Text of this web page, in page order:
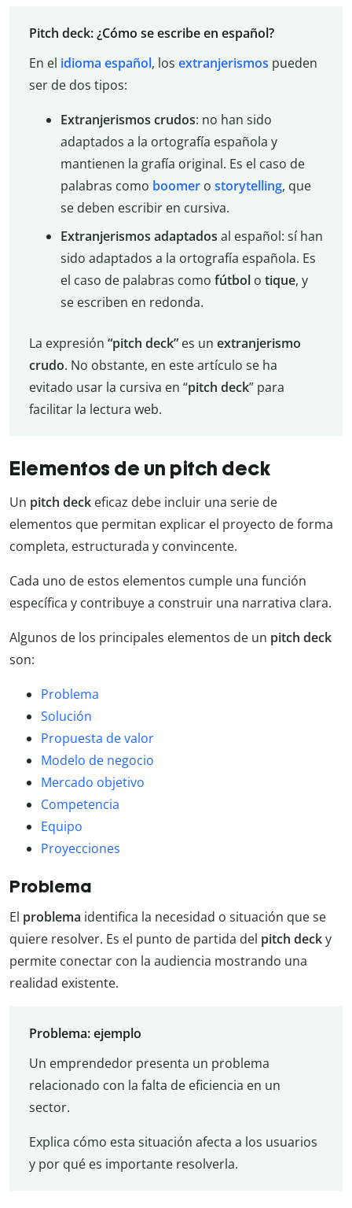
Pitch deck: ¿Cómo se escribe en español?
En el idioma español, los extranjerismos pueden
ser de dos tipos:
Extranjerismos crudos: no han sido
adaptados a la ortografía española y
mantienen la grafía original. Es el caso de
palabras como boomer o storytelling, que
se deben escribir en cursiva.
Extranjerismos adaptados al español: sí han
sido adaptados a la ortografía española. Es
el caso de palabras como fútbolo tique, y
se escriben en redonda.
La expresión “pitch deck”es un extranjerismo
crudo. No obstante, en este artículo se ha
evitado usar la cursiva en “pitch deck” para
facilitar la lectura web.
Elementos de un pitch deck
Un pitch deck eficaz debe incluir una serie de
elementos que permitan explicar el proyecto de forma
completa, estructurada y convincente.
Cada uno de estos elementos cumple una función
específica y contribuye a construir una narrativa clara.
Algunos de los principales elementos de un pitch deck
son:
Problema
Solución
Propuesta de valor
Modelo de negocio
Mercado objetivo
Competencia
Equipo
Proyecciones
Problema
El problema identifica la necesidad o situación que se
quiere resolver. Es el punto de partida del pitch decky
permite conectar con la audiencia mostrando una
realidad existente.
Problema: ejemplo
Un emprendedor presenta un problema
relacionado con la falta de eficiencia en un
sector.
Explica cómo esta situación afecta a los usuarios
y por qué es importante resolverla.